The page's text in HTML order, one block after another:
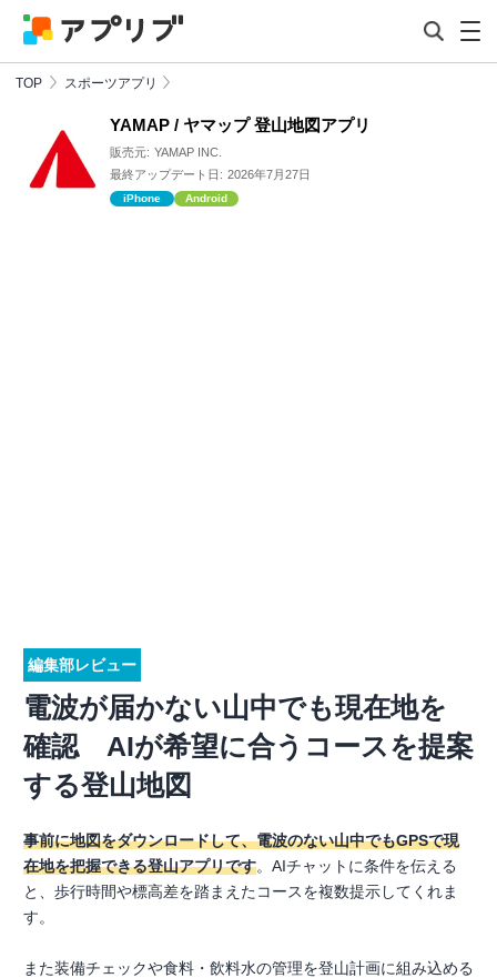
TOP スポーツアプリ
YAMAP / ヤマップ 登山地図アプリ
販売元: YAMAP INC.
最終アップデート日: 2026年7月27日
iPhone Android
編集部レビュー
電波が届かない山中でも現在地を
確認 AIが希望に合うコースを提案
する登山地図
事前に地図をダウンロードして、電波のない山中でもGPSで現
在地を把握できる登山アプリです。AIチャットに条件を伝える
と、歩行時間や標高差を踏まえたコースを複数提示してくれま
す。
また装備チェックや食料・飲料水の管理を登山計画に組み込める